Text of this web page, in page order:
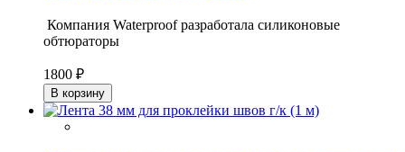
Компания Waterproof разработала силиконовые
обтюраторы
1800 ₽
В корзину